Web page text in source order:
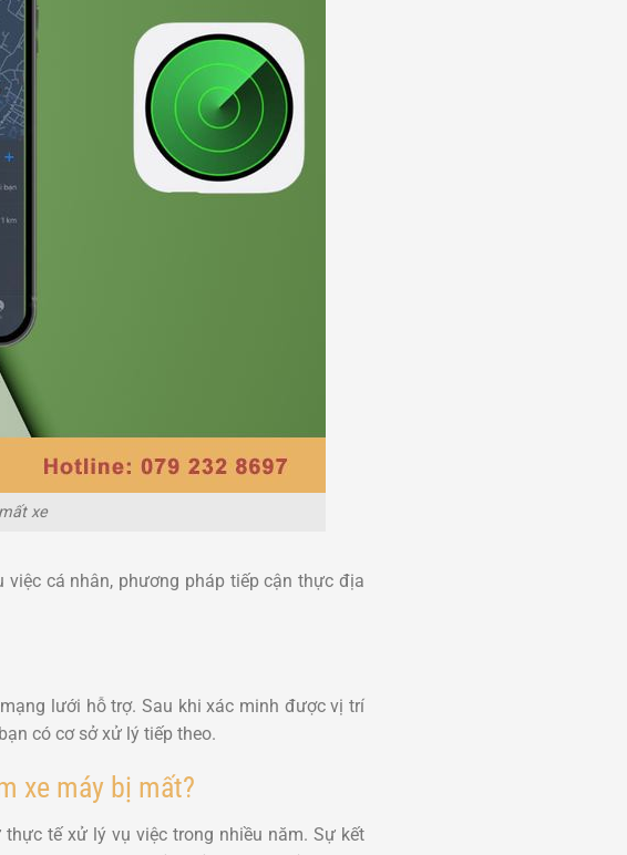
xe
việc cá nhân, phương pháp tiếp cận thực địa
lưới hỗ trợ. Sau khi xác minh được vị trí
có cơ sở xử lý tiếp theo.
xe máy bị mất?
tế xử lý vụ việc trong nhiều năm. Sự kết